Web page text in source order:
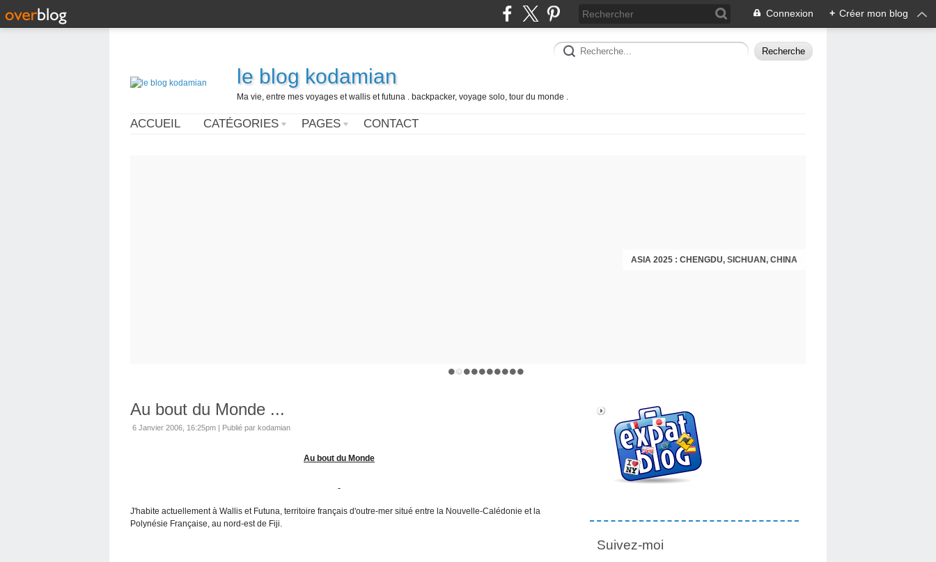
Connexion + Créer mon blog
le blog kodamian
Ma vie, entre mes voyages et wallis et futuna . backpacker, voyage solo, tour du monde .
ACCUEIL CATÉGORIES PAGES CONTACT
ASIA 2025 : CHENGDU, SICHUAN, CHINA
CHENGDU 2025
Au bout du Monde ...
6 Janvier 2006, 16:25pm | Publié par kodamian
Au bout du Monde
J'habite actuellement à Wallis et Futuna, territoire français d'outre-mer situé entre la Nouvelle-Calédonie et la
Polynésie Française, au nord-est de Fiji.
Suivez-moi